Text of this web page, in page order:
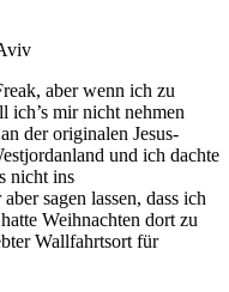
aber wenn ich zu
ich’s mir nicht nehmen
der originalen Jesus-
und ich dachte
nicht ins
sagen lassen, dass ich
Weihnachten dort zu
Wallfahrtsort für